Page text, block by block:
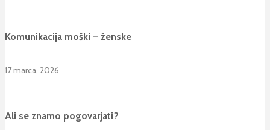
Komunikacija moški – ženske
17 marca, 2026
Ali se znamo pogovarjati?